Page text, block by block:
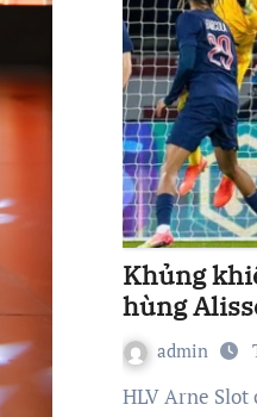
Khủng
hùng
cứu thua
admin
HLV Arne Slot